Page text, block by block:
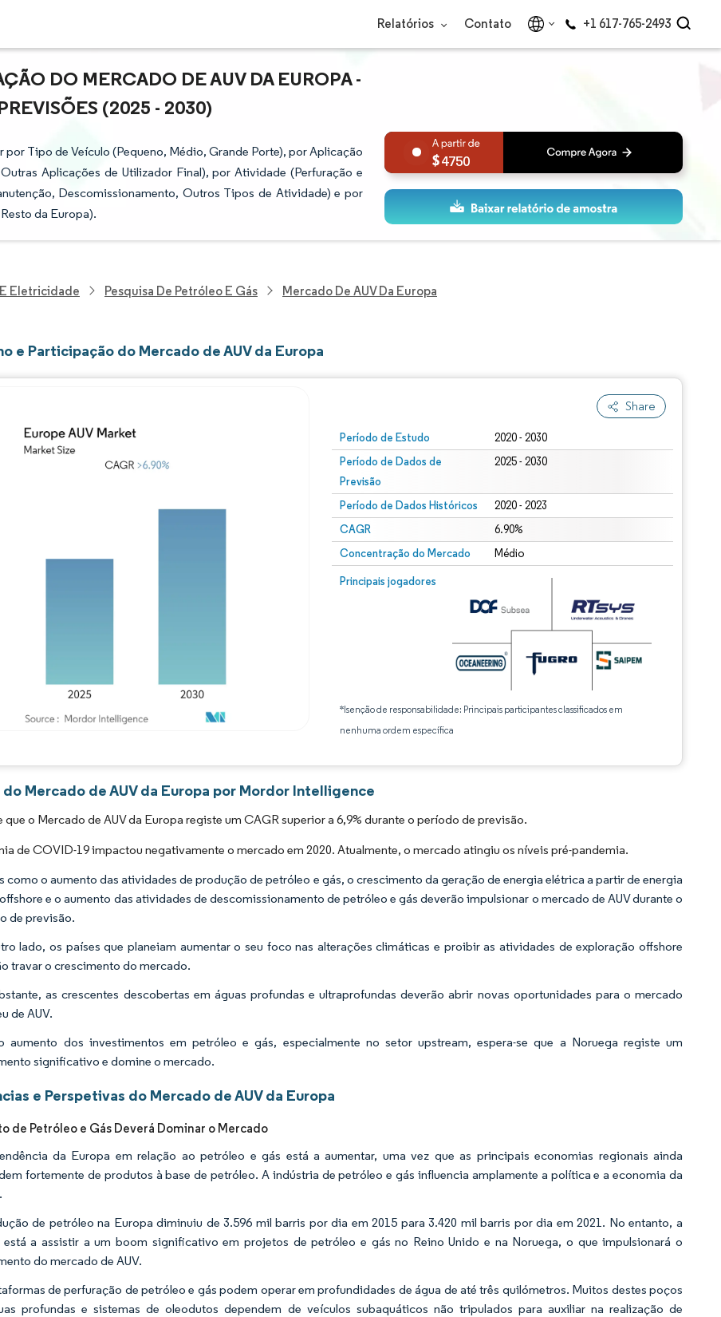
Relatórios Contato +1 617-765-2493
DO MERCADO DE AUV DA EUROPA -
(2025 - 2030)
Tipo de Veículo (Pequeno, Médio, Grande Porte), por Aplicação
Aplicações de Utilizador Final), por Atividade (Perfuração e
Descomissionamento, Outros Tipos de Atividade) e por
da Europa).
4750
Eletricidade Pesquisa De Petróleo E Gás Mercado De AUV Da Europa
e Participação do Mercado de AUV da Europa
Share
Período de Estudo 2020 - 2030
Período de Dados de
Previsão
2025 - 2030
Período de Dados Históricos 2020 - 2023
CAGR 6.90%
Concentração do Mercado Médio
Principais jogadores
*Isenção de responsabilidade: Principais participantes classificados em
nenhuma ordem específica
do Mercado de AUV da Europa por Mordor Intelligence
que o Mercado de AUV da Europa registe um CAGR superior a 6,9% durante o período de previsão.
de COVID-19 impactou negativamente o mercado em 2020. Atualmente, o mercado atingiu os níveis pré-pandemia.
como o aumento das atividades de produção de petróleo e gás, o crescimento da geração de energia elétrica a partir de energia
e o aumento das atividades de descomissionamento de petróleo e gás deverão impulsionar o mercado de AUV durante o
de previsão.
lado, os países que planeiam aumentar o seu foco nas alterações climáticas e proibir as atividades de exploração offshore
travar o crescimento do mercado.
as crescentes descobertas em águas profundas e ultraprofundas deverão abrir novas oportunidades para o mercado
de AUV.
aumento dos investimentos em petróleo e gás, especialmente no setor upstream, espera-se que a Noruega registe um
significativo e domine o mercado.
e Perspetivas do Mercado de AUV da Europa
de Petróleo e Gás Deverá Dominar o Mercado
da Europa em relação ao petróleo e gás está a aumentar, uma vez que as principais economias regionais ainda
fortemente de produtos à base de petróleo. A indústria de petróleo e gás influencia amplamente a política e a economia da
de petróleo na Europa diminuiu de 3.596 mil barris por dia em 2015 para 3.420 mil barris por dia em 2021. No entanto, a
está a assistir a um boom significativo em projetos de petróleo e gás no Reino Unido e na Noruega, o que impulsionará o
do mercado de AUV.
de perfuração de petróleo e gás podem operar em profundidades de água de até três quilómetros. Muitos destes poços
profundas e sistemas de oleodutos dependem de veículos subaquáticos não tripulados para auxiliar na realização de